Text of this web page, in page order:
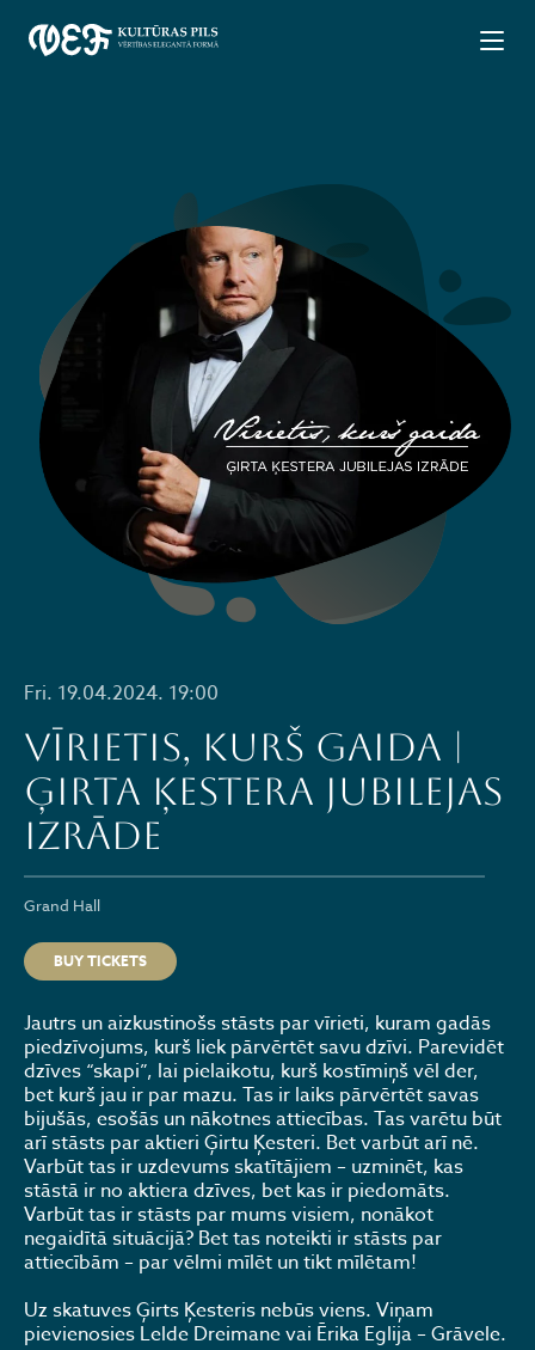
Fri. 19.04.2024. 19:00
VĪRIETIS, KURŠ GAIDA |
Ģirta Ķestera jubilejas
izrāde
Grand Hall
BUY TICKETS
Jautrs un aizkustinošs stāsts par vīrieti, kuram gadās
piedzīvojums, kurš liek pārvērtēt savu dzīvi. Parevidēt
dzīves “skapi”, lai pielaikotu, kurš kostīmiņš vēl der,
bet kurš jau ir par mazu. Tas ir laiks pārvērtēt savas
bijušās, esošās un nākotnes attiecības. Tas varētu būt
arī stāsts par aktieri Ģirtu Ķesteri. Bet varbūt arī nē.
Varbūt tas ir uzdevums skatītājiem – uzminēt, kas
stāstā ir no aktiera dzīves, bet kas ir piedomāts.
Varbūt tas ir stāsts par mums visiem, nonākot
negaidītā situācijā? Bet tas noteikti ir stāsts par
attiecībām – par vēlmi mīlēt un tikt mīlētam!
Uz skatuves Ģirts Ķesteris nebūs viens. Viņam
pievienosies Lelde Dreimane vai Ērika Eglija – Grāvele.